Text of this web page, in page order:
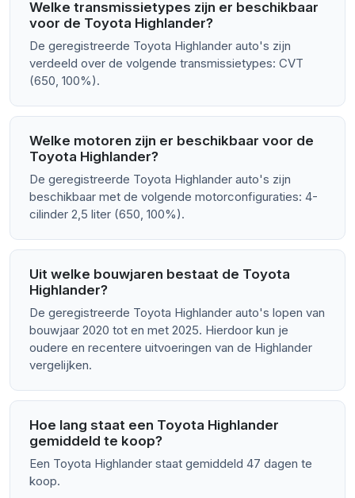
Welke transmissietypes zijn er beschikbaar
voor de Toyota Highlander?
De geregistreerde Toyota Highlander auto's zijn
verdeeld over de volgende transmissietypes: CVT
(650, 100%).
Welke motoren zijn er beschikbaar voor de
Toyota Highlander?
De geregistreerde Toyota Highlander auto's zijn
beschikbaar met de volgende motorconfiguraties: 4-
cilinder 2,5 liter (650, 100%).
Uit welke bouwjaren bestaat de Toyota
Highlander?
De geregistreerde Toyota Highlander auto's lopen van
bouwjaar 2020 tot en met 2025. Hierdoor kun je
oudere en recentere uitvoeringen van de Highlander
vergelijken.
Hoe lang staat een Toyota Highlander
gemiddeld te koop?
Een Toyota Highlander staat gemiddeld 47 dagen te
koop.